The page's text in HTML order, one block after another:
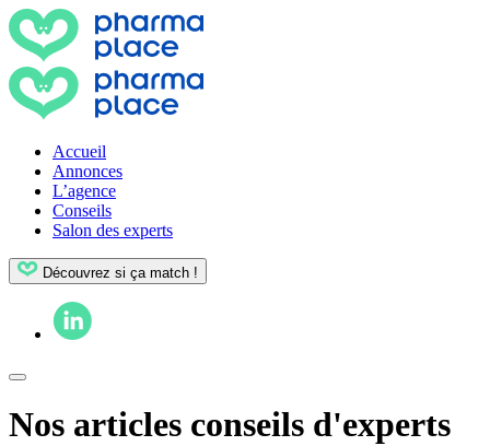
Accueil
Annonces
L’agence
Conseils
Salon des experts
Découvrez si ça match !
Nos articles conseils d'experts